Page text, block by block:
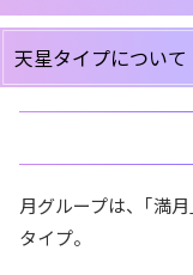
天星タイプについて
月グループは、｢満
タイプ。